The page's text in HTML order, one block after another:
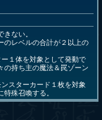
ない。
のレベルの合計が２以上の
１体を対象として発動で
の持ち主の魔法＆罠ゾーン
スターカード１枚を対象
殊召喚する。